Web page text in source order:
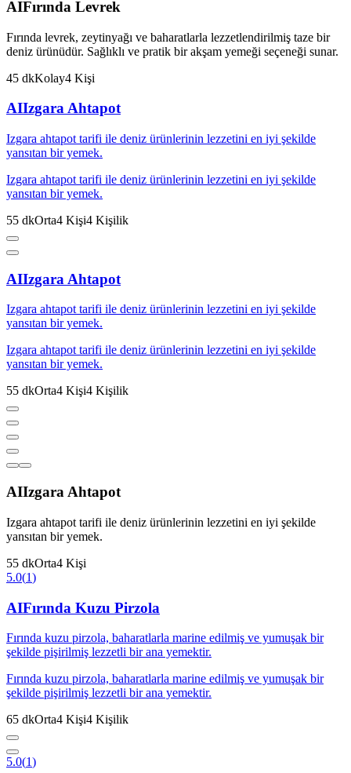
AIFırında Levrek
Fırında levrek, zeytinyağı ve baharatlarla lezzetlendirilmiş taze bir
deniz ürünüdür. Sağlıklı ve pratik bir akşam yemeği seçeneği sunar.
45 dkKolay4 Kişi
AIIzgara Ahtapot
Izgara ahtapot tarifi ile deniz ürünlerinin lezzetini en iyi şekilde
yansıtan bir yemek.
Izgara ahtapot tarifi ile deniz ürünlerinin lezzetini en iyi şekilde
yansıtan bir yemek.
55 dkOrta4 Kişi4 Kişilik
AIIzgara Ahtapot
Izgara ahtapot tarifi ile deniz ürünlerinin lezzetini en iyi şekilde
yansıtan bir yemek.
Izgara ahtapot tarifi ile deniz ürünlerinin lezzetini en iyi şekilde
yansıtan bir yemek.
55 dkOrta4 Kişi4 Kişilik
AIIzgara Ahtapot
Izgara ahtapot tarifi ile deniz ürünlerinin lezzetini en iyi şekilde
yansıtan bir yemek.
55 dkOrta4 Kişi
5.0(1)
AIFırında Kuzu Pirzola
Fırında kuzu pirzola, baharatlarla marine edilmiş ve yumuşak bir
şekilde pişirilmiş lezzetli bir ana yemektir.
Fırında kuzu pirzola, baharatlarla marine edilmiş ve yumuşak bir
şekilde pişirilmiş lezzetli bir ana yemektir.
65 dkOrta4 Kişi4 Kişilik
5.0(1)